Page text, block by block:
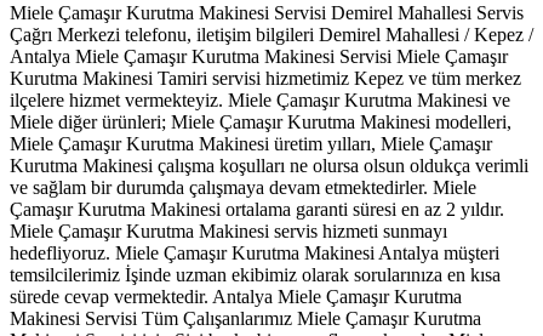
Miele Çamaşır Kurutma Makinesi Servisi Demirel Mahallesi Servis
Çağrı Merkezi telefonu, iletişim bilgileri Demirel Mahallesi / Kepez /
Antalya Miele Çamaşır Kurutma Makinesi Servisi Miele Çamaşır
Kurutma Makinesi Tamiri servisi hizmetimiz Kepez ve tüm merkez
ilçelere hizmet vermekteyiz. Miele Çamaşır Kurutma Makinesi ve
Miele diğer ürünleri; Miele Çamaşır Kurutma Makinesi modelleri,
Miele Çamaşır Kurutma Makinesi üretim yılları, Miele Çamaşır
Kurutma Makinesi çalışma koşulları ne olursa olsun oldukça verimli
ve sağlam bir durumda çalışmaya devam etmektedirler. Miele
Çamaşır Kurutma Makinesi ortalama garanti süresi en az 2 yıldır.
Miele Çamaşır Kurutma Makinesi servis hizmeti sunmayı
hedefliyoruz. Miele Çamaşır Kurutma Makinesi Antalya müşteri
temsilcilerimiz İşinde uzman ekibimiz olarak sorularınıza en kısa
sürede cevap vermektedir. Antalya Miele Çamaşır Kurutma
Makinesi Servisi Tüm Çalışanlarımız Miele Çamaşır Kurutma